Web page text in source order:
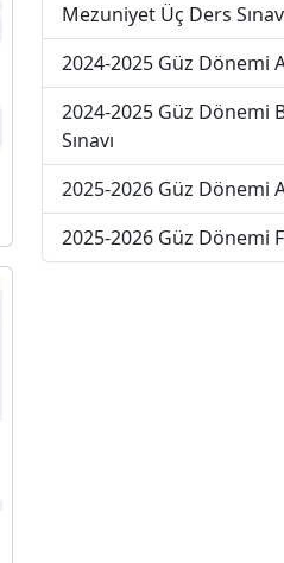
Mezuniyet Üç Ders
2024-2025 Güz Dönemi
2024-2025 Güz Dönemi
Sınavı
2025-2026 Güz Dönemi
2025-2026 Güz Dönemi